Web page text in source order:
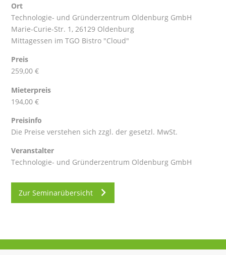
Ort
Technologie- und Gründerzentrum Oldenburg GmbH
Marie-Curie-Str. 1, 26129 Oldenburg
Mittagessen im TGO Bistro "Cloud"
Preis
259,00 €
Mieterpreis
194,00 €
Preisinfo
Die Preise verstehen sich zzgl. der gesetzl. MwSt.
Veranstalter
Technologie- und Gründerzentrum Oldenburg GmbH
Zur Seminarübersicht